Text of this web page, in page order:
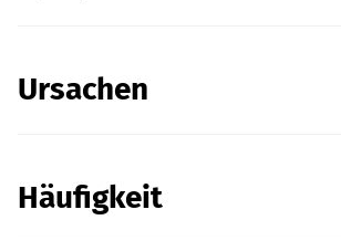
Ursachen
Häufigkeit